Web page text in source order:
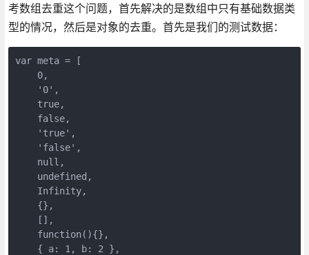
考数组去重这个问题，首先解决的是数组中只有基础数据类
型的情况，然后是对象的去重。首先是我们的测试数据：
var meta = [
    0,
    '0',
    true,
    false,
    'true',
    'false',
    null,
    undefined,
    Infinity,
    {},
    [],
    function(){},
    { a: 1, b: 2 },